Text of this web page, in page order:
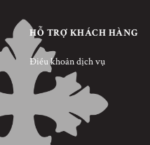
HỖ TRỢ KHÁCH HÀNG
Điều khoản dịch vụ